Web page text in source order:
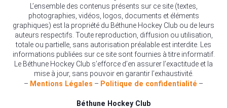
L’ensemble des contenus présents sur ce site (textes,
photographies, vidéos, logos, documents et éléments
graphiques) est la propriété du Béthune Hockey Club ou de leurs
auteurs respectifs. Toute reproduction, diffusion ou utilisation,
totale ou partielle, sans autorisation préalable est interdite. Les
informations publiées sur ce site sont fournies à titre informatif.
Le Béthune Hockey Club s’efforce d’en assurer l’exactitude et la
mise à jour, sans pouvoir en garantir l’exhaustivité.
– Mentions Légales – Politique de confidentialité –
Béthune Hockey Club